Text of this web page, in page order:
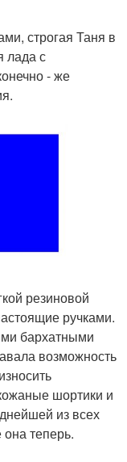
строгая Таня в
лада с
- же
резиновой
ручками.
бархатными
возможность
шортики и
из всех
теперь.